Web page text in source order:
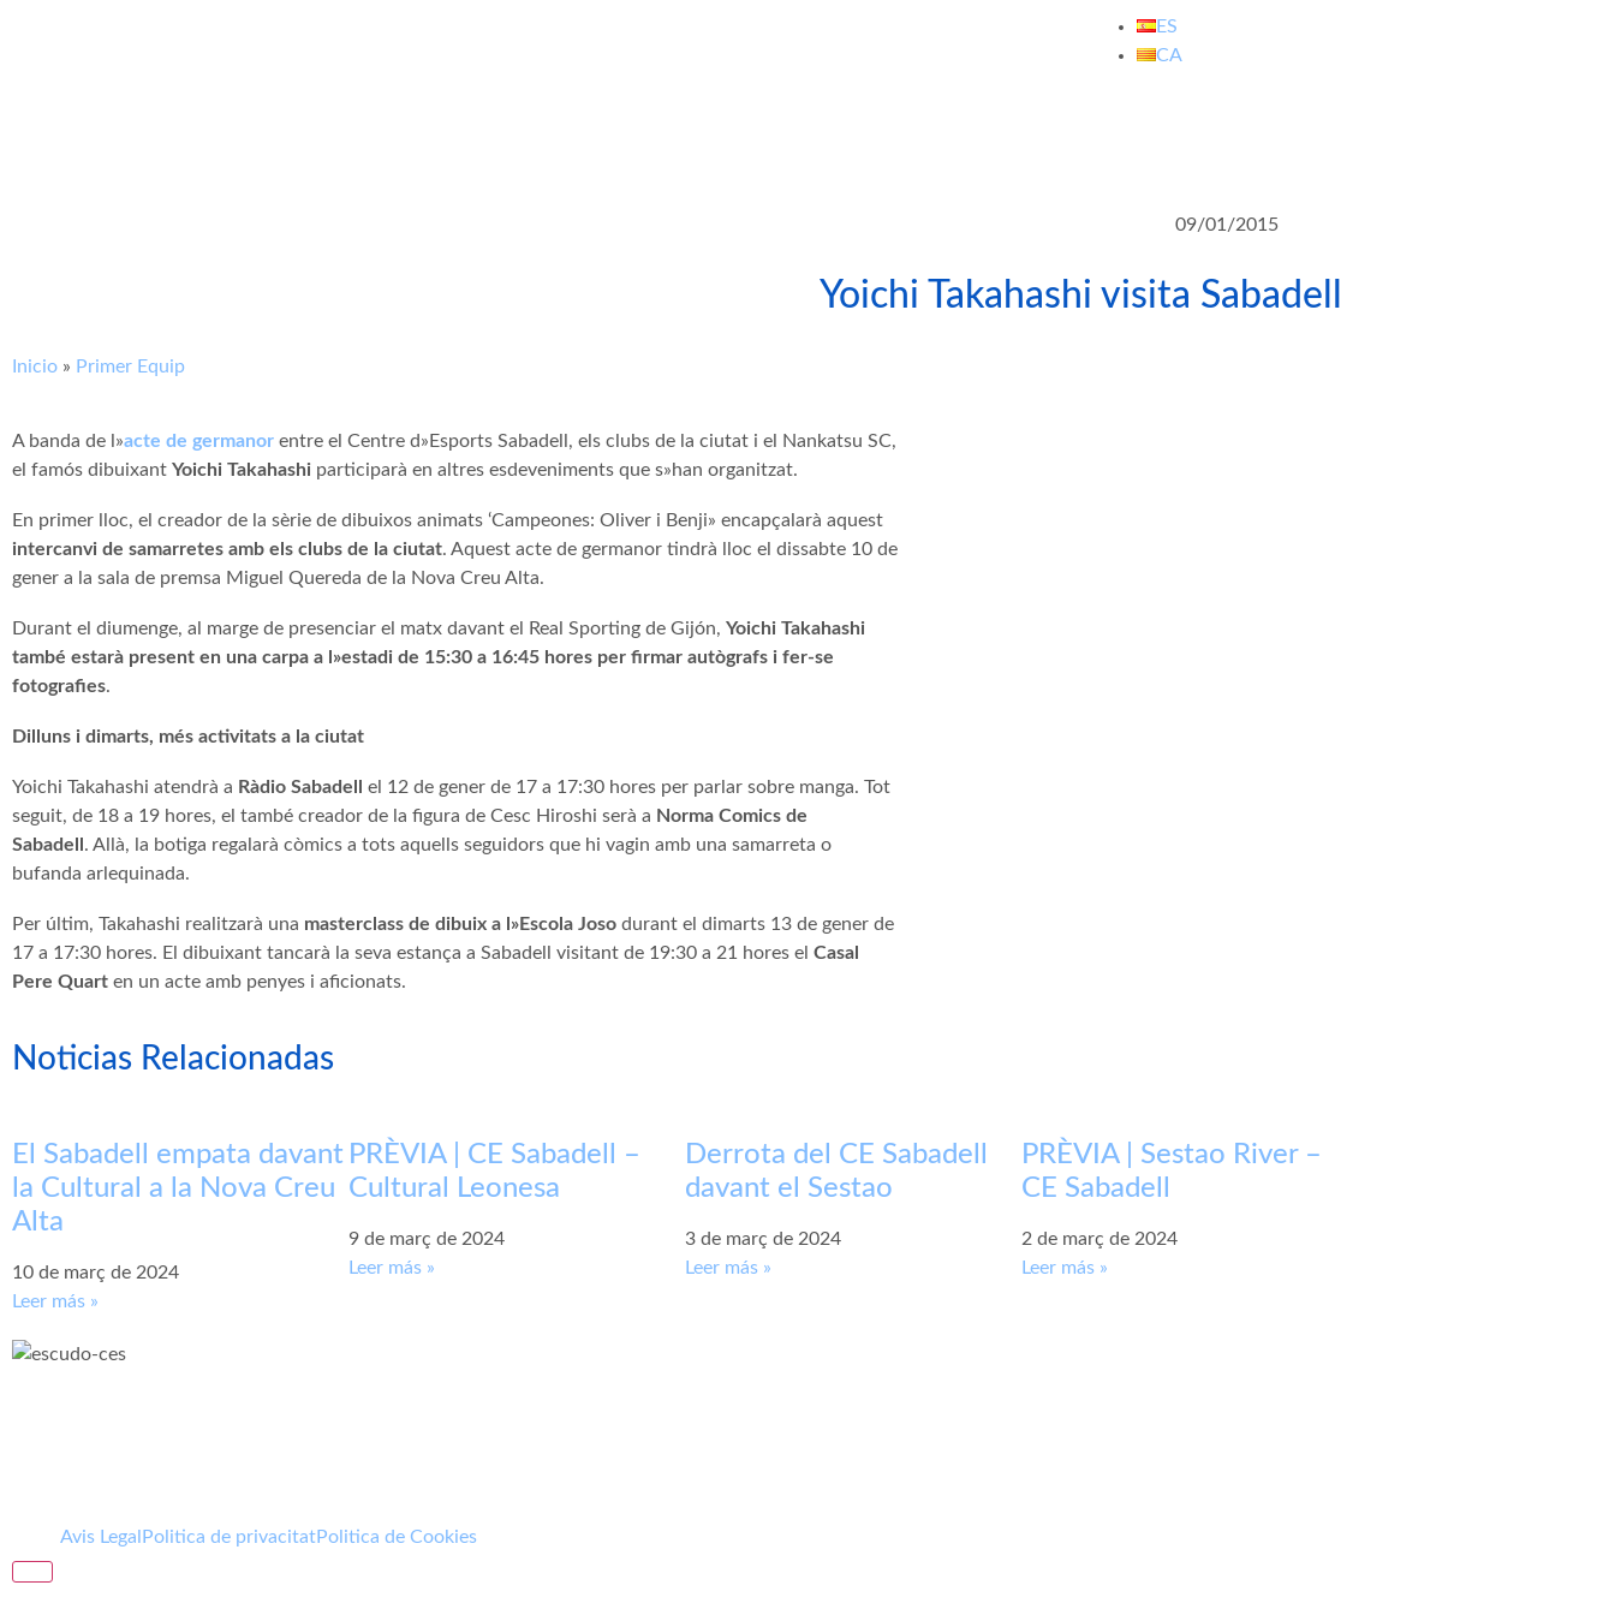
ES
CA
09/01/2015
Yoichi Takahashi visita Sabadell
Inicio » Primer Equip
A banda de l»acte de germanor entre el Centre d»Esports Sabadell, els clubs de la ciutat i el Nankatsu SC,
el famós dibuixant Yoichi Takahashi participarà en altres esdeveniments que s»han organitzat.
En primer lloc, el creador de la sèrie de dibuixos animats ‘Campeones: Oliver i Benji» encapçalarà aquest
intercanvi de samarretes amb els clubs de la ciutat. Aquest acte de germanor tindrà lloc el dissabte 10 de
gener a la sala de premsa Miguel Quereda de la Nova Creu Alta.
Durant el diumenge, al marge de presenciar el matx davant el Real Sporting de Gijón, Yoichi Takahashi
també estarà present en una carpa a l»estadi de 15:30 a 16:45 hores per firmar autògrafs i fer-se
fotografies.
Dilluns i dimarts, més activitats a la ciutat
Yoichi Takahashi atendrà a Ràdio Sabadell el 12 de gener de 17 a 17:30 hores per parlar sobre manga. Tot
seguit, de 18 a 19 hores, el també creador de la figura de Cesc Hiroshi serà a Norma Comics de
Sabadell . Allà, la botiga regalarà còmics a tots aquells seguidors que hi vagin amb una samarreta o
bufanda arlequinada.
Per últim, Takahashi realitzarà una masterclass de dibuix a l»Escola Joso durant el dimarts 13 de gener de
17 a 17:30 hores. El dibuixant tancarà la seva estança a Sabadell visitant de 19:30 a 21 hores el Casal
Pere Quart en un acte amb penyes i aficionats.
Noticias Relacionadas
El Sabadell empata davant
la Cultural a la Nova Creu
Alta
10 de març de 2024
Leer más »
PRÈVIA | CE Sabadell –
Cultural Leonesa
9 de març de 2024
Leer más »
Derrota del CE Sabadell
davant el Sestao
3 de març de 2024
Leer más »
PRÈVIA | Sestao River –
CE Sabadell
2 de març de 2024
Leer más »
Avis Legal Politica de privacitatPolitica de Cookies
Hamburger Toggle Menu